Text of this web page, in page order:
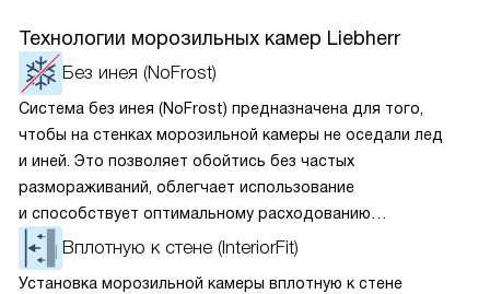
Технологии морозильных камер Liebherr
Без инея (NoFrost)
Система без инея (NoFrost) предназначена для того,
чтобы на стенках морозильной камеры не оседали лед
и иней. Это позволяет обойтись без частых
размораживаний, облегчает использование
и способствует оптимальному расходованию
электроэнергии, которая не тратится на поддержание
ледяной «шубы» на охлаждающих элементах. Технология
Вплотную к стене (InteriorFit)
Установка морозильной камеры вплотную к стене